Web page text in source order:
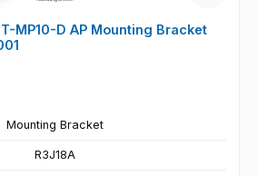
MP10-D AP Mounting Bracket
Mounting Bracket
R3J18A